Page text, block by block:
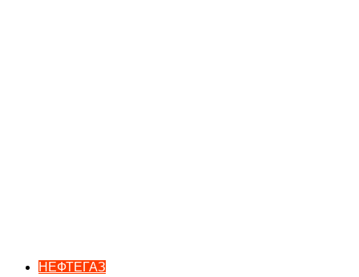
НЕФТЕГАЗ